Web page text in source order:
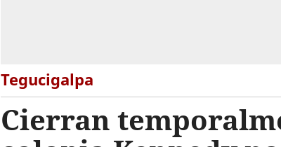
Tegucigalpa
Cierran